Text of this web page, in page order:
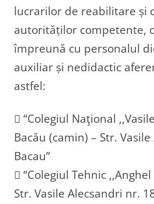
lucrarilor de reabilitare și
autorităților competente,
împreună cu personalul
auxiliar și nedidactic
astfel:
 “Colegiul Naţional
Bacău (camin) – Str.
Bacau”
 “Colegiul Tehnic ,,Anghel
Str. Vasile Alecsandri nr.